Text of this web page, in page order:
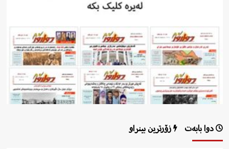
دوا بابەت زۆرترین بینراو